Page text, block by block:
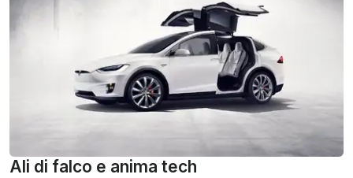
Ali di falco e anima tech